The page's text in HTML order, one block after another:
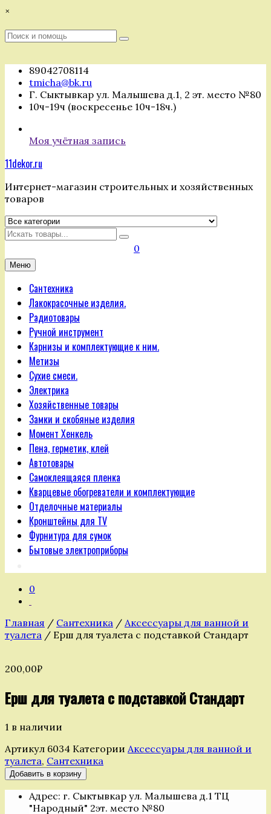
Перейти
содержимому
×
Поиск
Поиск
89042708114
tmicha@bk.ru
Г. Сыктывкар ул. Малышева д.1, 2 эт. место №80
10ч-19ч (воскресенье 10ч-18ч.)
Моя учётная запись
11dekor.ru
Интернет-магазин строительных и хозяйственных
товаров
Искать
0
Меню
Сантехника
Лакокрасочные изделия.
Радиотовары
Ручной инструмент
Карнизы и комплектующие к ним.
Метизы
Сухие смеси.
Электрика
Хозяйственные товары
Замки и скобяные изделия
Момент Хенкель
Пена, герметик, клей
Автотовары
Самоклеящаяся пленка
Кварцевые обогреватели и комплектующие
Отделочные материалы
Кронштейны для TV
Фурнитура для сумок
Бытовые электроприборы
0
Главная / Сантехника / Аксессуары для ванной и
туалета / Ерш для туалета с подставкой Стандарт
200,00₽
Ерш для туалета с подставкой Стандарт
1 в наличии
Артикул 6034 Категории Аксессуары для ванной и
туалета, Сантехника
Количество
товара
Ерш
Добавить в корзину
Адрес: г. Сыктывкар ул. Малышева д.1 ТЦ
"Народный" 2эт. место №80